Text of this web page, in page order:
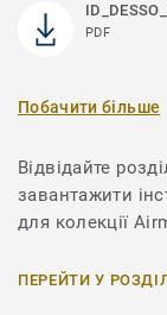
PDF
Побачити більше
Відвідайте
завантажити
для колекції
ПЕРЕЙТИ У